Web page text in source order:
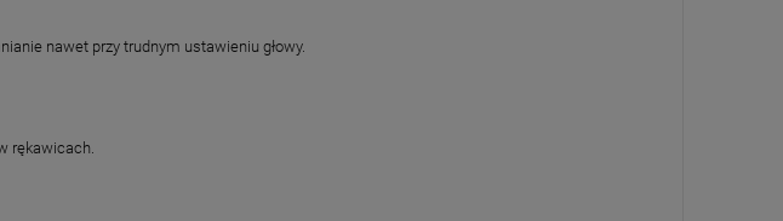
nawet przy trudnym ustawieniu głowy.
rękawicach.